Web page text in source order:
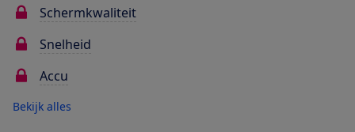
Schermkwaliteit
Snelheid
Accu
Bekijk alles